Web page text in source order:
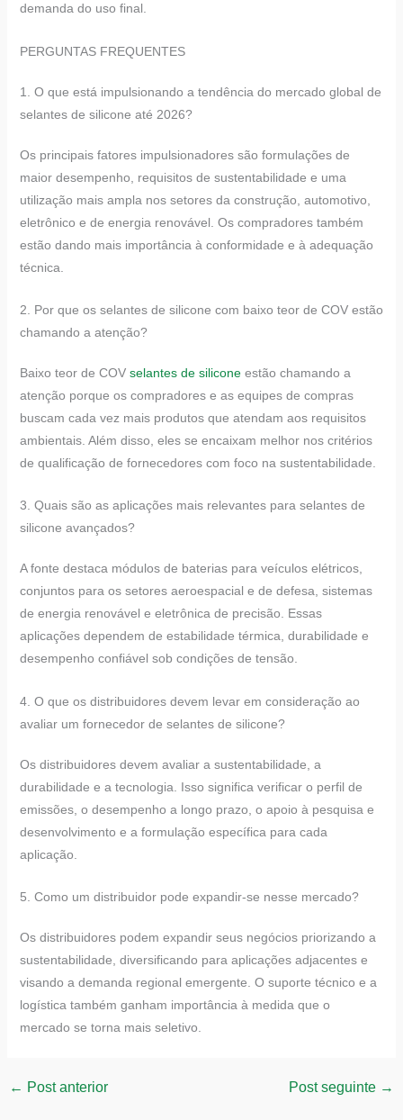
demanda do uso final.
PERGUNTAS FREQUENTES
1. O que está impulsionando a tendência do mercado global de
selantes de silicone até 2026?
Os principais fatores impulsionadores são formulações de
maior desempenho, requisitos de sustentabilidade e uma
utilização mais ampla nos setores da construção, automotivo,
eletrônico e de energia renovável. Os compradores também
estão dando mais importância à conformidade e à adequação
técnica.
2. Por que os selantes de silicone com baixo teor de COV estão
chamando a atenção?
Baixo teor de COV selantes de siliconeestão chamando a
atenção porque os compradores e as equipes de compras
buscam cada vez mais produtos que atendam aos requisitos
ambientais. Além disso, eles se encaixam melhor nos critérios
de qualificação de fornecedores com foco na sustentabilidade.
3. Quais são as aplicações mais relevantes para selantes de
silicone avançados?
A fonte destaca módulos de baterias para veículos elétricos,
conjuntos para os setores aeroespacial e de defesa, sistemas
de energia renovável e eletrônica de precisão. Essas
aplicações dependem de estabilidade térmica, durabilidade e
desempenho confiável sob condições de tensão.
4. O que os distribuidores devem levar em consideração ao
avaliar um fornecedor de selantes de silicone?
Os distribuidores devem avaliar a sustentabilidade, a
durabilidade e a tecnologia. Isso significa verificar o perfil de
emissões, o desempenho a longo prazo, o apoio à pesquisa e
desenvolvimento e a formulação específica para cada
aplicação.
5. Como um distribuidor pode expandir-se nesse mercado?
Os distribuidores podem expandir seus negócios priorizando a
sustentabilidade, diversificando para aplicações adjacentes e
visando a demanda regional emergente. O suporte técnico e a
logística também ganham importância à medida que o
mercado se torna mais seletivo.
← Post anterior Post seguinte →